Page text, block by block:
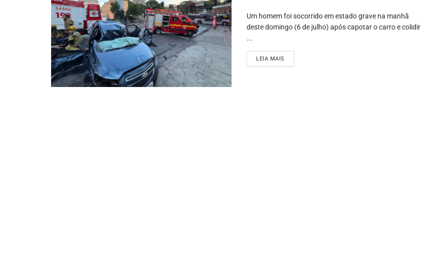
Um homem foi socorrido em estado grave na manhã
deste domingo (6 de julho) após capotar o carro e colidir
...
LEIA MAIS